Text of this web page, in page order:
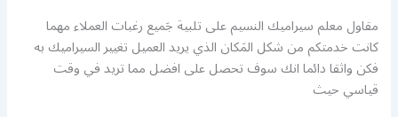
مقاول معلم سيراميك النسيم على تلبية جَميع رغبات العملاء مهما
كانت خدمتكم من شكل المَكان الذي يريد العميل تغيير السيراميك به
فكن واثقا دائما انك سوف تحصل على افضل مما تريد في وقت
قياسي حيث